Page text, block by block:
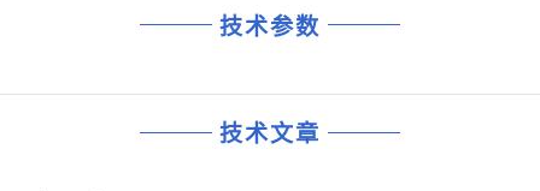
技术参数
技术文章